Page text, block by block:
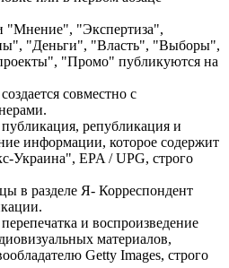
"Мнение", "Экспертиза",
"Деньги", "Власть", "Выборы",
"Промо" публикуются на
совместно с
републикация и
информации, которое содержит
Украина", EPA / UPG, строго
в разделе Я- Корреспондент
и воспроизведение
материалов,
Getty Images, строго